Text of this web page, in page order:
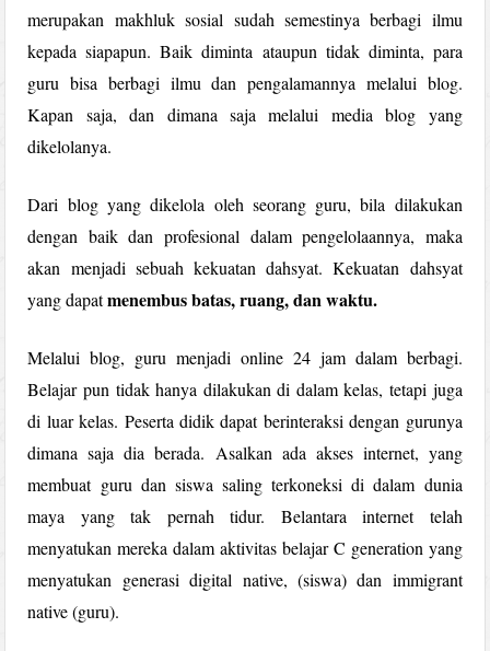
merupakan makhluk sosial sudah semestinya berbagi ilmu
kepada siapapun. Baik diminta ataupun tidak diminta, para
guru bisa berbagi ilmu dan pengalamannya melalui blog.
Kapan saja, dan dimana saja melalui media blog yang
dikelolanya.
Dari blog yang dikelola oleh seorang guru, bila dilakukan
dengan baik dan profesional dalam pengelolaannya, maka
akan menjadi sebuah kekuatan dahsyat. Kekuatan dahsyat
yang dapatmenembus batas, ruang, dan waktu.
Melalui blog, guru menjadi online 24 jam dalam berbagi.
Belajar pun tidak hanya dilakukan di dalam kelas, tetapi juga
di luar kelas. Peserta didik dapat berinteraksi dengan gurunya
dimana saja dia berada. Asalkan ada akses internet, yang
membuat guru dan siswa saling terkoneksi di dalam dunia
maya yang tak pernah tidur. Belantara internet telah
menyatukan mereka dalam aktivitas belajar C generation yang
menyatukan generasi digital native, (siswa) dan immigrant
native (guru).